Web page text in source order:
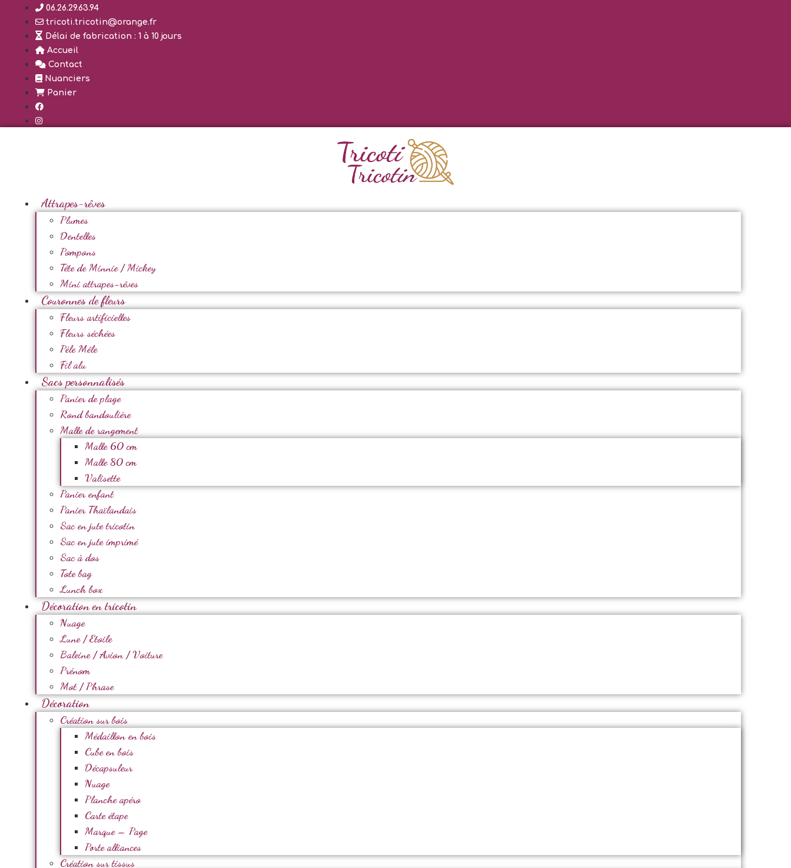
contenu
06.26.29.63.94
tricoti.tricotin@orange.fr
Délai de fabrication : 1 à 10 jours
Accueil
Contact
Nuanciers
Panier
Attrapes-rêves
Plumes
Dentelles
Pompons
Tête de Minnie / Mickey
Mini attrapes-rêves
Couronnes de fleurs
Fleurs artificielles
Fleurs séchées
Pèle Mêle
Fil alu
Sacs personnalisés
Panier de plage
Rond bandoulière
Malle de rangement
Malle 60 cm
Malle 80 cm
Valisette
Panier enfant
Panier Thaïlandais
Sac en jute tricotin
Sac en jute imprimé
Sac à dos
Tote bag
Lunch box
Décoration en tricotin
Nuage
Lune / Etoile
Baleine / Avion / Voiture
Prénom
Mot / Phrase
Décoration
Création sur bois
Médaillon en bois
Cube en bois
Décapsuleur
Nuage
Planche apéro
Carte étape
Marque – Page
Porte alliances
Création sur tissus